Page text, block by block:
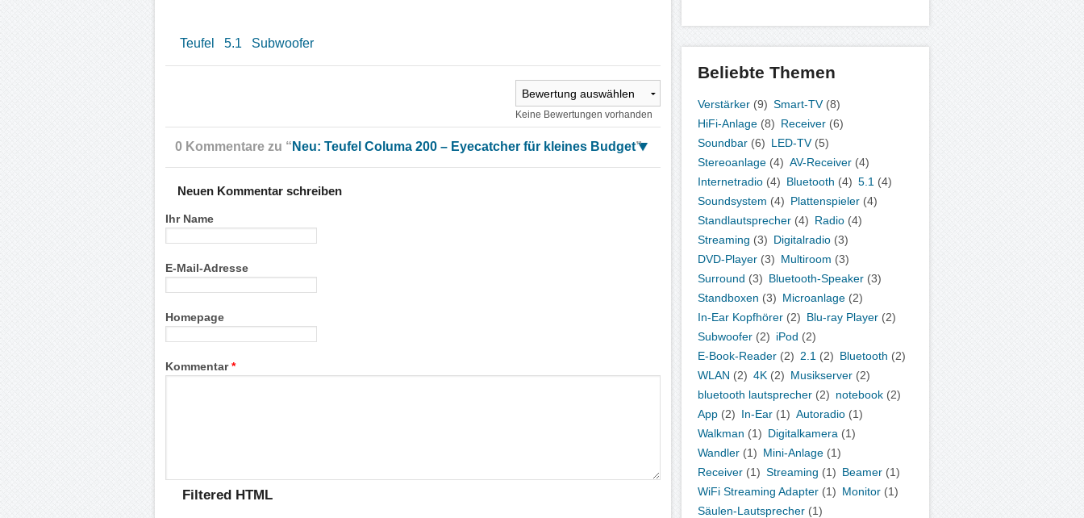
Teufel 5.1 Subwoofer
Keine Bewertungen vorhanden
0 Kommentare zu “ Neu: Teufel Columa 200 – Eyecatcher für kleines Budget”
Neuen Kommentar schreiben
Ihr Name
E-Mail-Adresse
Homepage
Kommentar*
Filtered HTML
Beliebte Themen
Verstärker (9) Smart-TV (8)
HiFi-Anlage (8) Receiver (6)
Soundbar (6) LED-TV (5)
Stereoanlage (4) AV-Receiver (4)
Internetradio (4) Bluetooth (4) 5.1 (4)
Soundsystem (4) Plattenspieler (4)
Standlautsprecher (4) Radio (4)
Streaming (3) Digitalradio (3)
DVD-Player (3) Multiroom (3)
Surround (3) Bluetooth-Speaker (3)
Standboxen (3) Microanlage (2)
In-Ear Kopfhörer (2) Blu-ray Player (2)
Subwoofer (2) iPod (2)
E-Book-Reader (2) 2.1 (2) Bluetooth (2)
WLAN (2) 4K (2) Musikserver (2)
bluetooth lautsprecher (2) notebook (2)
App (2) In-Ear (1) Autoradio (1)
Walkman (1) Digitalkamera (1)
Wandler (1) Mini-Anlage (1)
Receiver (1) Streaming (1) Beamer (1)
WiFi Streaming Adapter (1) Monitor (1)
Säulen-Lautsprecher (1)